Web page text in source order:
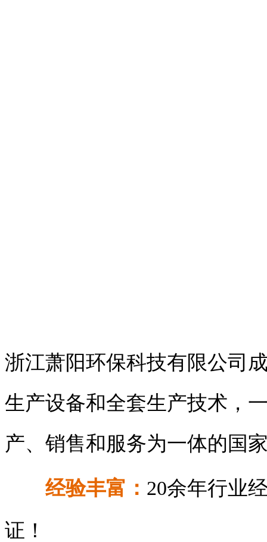
浙江萧阳环保科技有限公司
生产设备和全套生产技术，
产、销售和服务为一体的国
经验丰富： 20余年行业
证！